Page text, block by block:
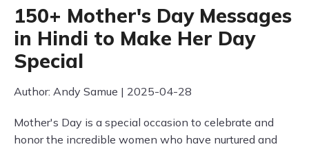
150+ Mother's Day Messages
in Hindi to Make Her Day
Special
Author: Andy Samue | 2025-04-28
Mother's Day is a special occasion to celebrate and
honor the incredible women who have nurtured and